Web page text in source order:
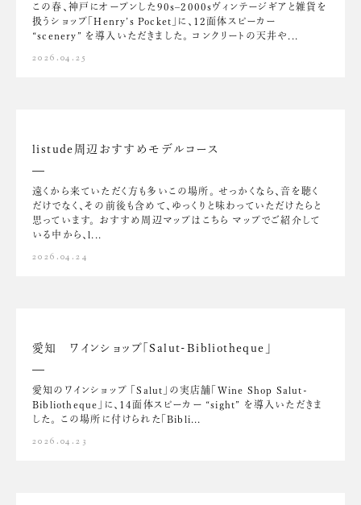
この春、神戸にオープンした90s–2000sヴィンテージギアと雑貨を
扱うショップ「Henry’s Pocket」に、12面体スピーカー
“scenery” を導入いただきました。 コンクリートの天井や...
2026.04.25
listude周辺おすすめモデルコース
遠くから来ていただく方も多いこの場所。 せっかくなら、音を聴く
だけでなく、その前後も含めて、ゆっくりと味わっていただけたらと
思っています。 おすすめ周辺マップはこちら マップでご紹介して
いる中から、l...
2026.04.24
愛知 ワインショップ「Salut-Bibliotheque」
愛知のワインショップ 「Salut」の実店舗「Wine Shop Salut-
Bibliotheque」に、14面体スピーカー “sight” を導入いただきま
した。 この場所に付けられた「Bibli...
2026.04.23